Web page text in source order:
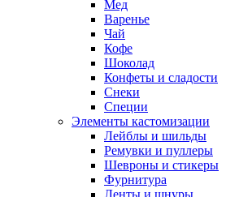
Мед
Варенье
Чай
Кофе
Шоколад
Конфеты и сладости
Снеки
Специи
Элементы кастомизации
Лейблы и шильды
Ремувки и пуллеры
Шевроны и стикеры
Фурнитура
Ленты и шнуры